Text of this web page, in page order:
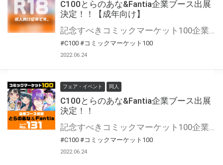
C100とらのあな&Fantia企業ブース出展
決定！！【成年向け】
記念すべきコミックマーケット100企業ブースにとらのあな&Fantiaが出展！ 豪華クリエイター陣による直筆サイン入り複製イラストをはじめ、盛りだくさんのグッズをご用意♪ 皆様のご来場を心よりお待ちしております。
#C100 #コミックマーケット100
2022.06.24
フェア・イベント 同人
C100とらのあな&Fantia企業ブース出展
決定！！
記念すべきコミックマーケット100企業ブースにとらのあな&Fantiaが出展！ 豪華クリエイター陣による直筆サイン入り複製イラストをはじめ、盛りだくさんのグッズをご用意♪ 皆様のご来場を心よりお待ちしております。
#C100 #コミックマーケット100
2022.06.24